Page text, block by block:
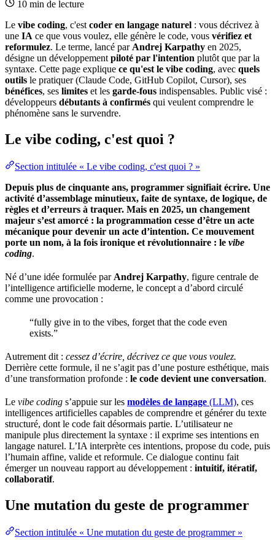
10 min de lecture
Le vibe coding, c'est coder en langage naturel : vous décrivez à
une IA ce que vous voulez, elle génère le code, vous vérifiez et
reformulez. Le terme, lancé par Andrej Karpathy en 2025,
désigne un développement piloté par l'intention plutôt que par la
syntaxe. Cette page explique ce qu'est le vibe coding, avec quels
outils le pratiquer (Claude Code, GitHub Copilot, Cursor), ses
bénéfices, ses limites et les garde-fous indispensables. Public visé :
développeurs débutants à confirmés qui veulent comprendre le
phénomène sans le survendre.
Le vibe coding, c'est quoi ?
Section intitulée « Le vibe coding, c'est quoi ? »
Depuis plus de cinquante ans, programmer signifiait écrire. Une
activité d’assemblage minutieux, faite de syntaxe, de logique, de
règles et d’erreurs à traquer. Mais en 2025, un changement
majeur s’est amorcé : la programmation cesse d’être un acte
mécanique pour devenir un acte d’intention. Ce mouvement
porte un nom, à la fois ironique et révolutionnaire : le vibe
coding.
Né d’une idée formulée par Andrej Karpathy, figure centrale de
l’intelligence artificielle moderne, le concept a d’abord circulé
comme une provocation :
“fully give in to the vibes, forget that the code even
exists.”
Autrement dit : cessez d’écrire, décrivez ce que vous voulez.
Derrière cette formule, il ne s’agit pas d’une posture esthétique, mais
d’une transformation profonde : le code devient une conversation.
Le vibe coding s’appuie sur les modèles de langage (LLM), ces
intelligences artificielles capables de comprendre et générer du texte
structuré, dont le code fait désormais partie. L’utilisateurne
manipule plus directement la syntaxe : il exprime ses intentions en
langage naturel. L’IA interprète ces intentions, propose du code, puis
l’humain affine, valide et reformule. Ce dialogue continu fait
émerger un nouveau rapport au développement : intuitif, itératif,
collaboratif.
Une mutation du geste de programmer
Section intitulée « Une mutation du geste de programmer »